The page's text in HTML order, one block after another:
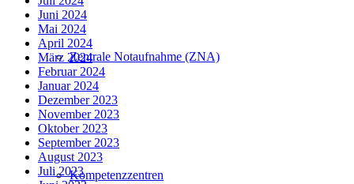
Zentrale Notaufnahme (ZNA)
Kompetenzzentren
Juni 2024
Mai 2024
April 2024
März 2024
Februar 2024
Januar 2024
Dezember 2023
November 2023
Oktober 2023
September 2023
August 2023
Juli 2023